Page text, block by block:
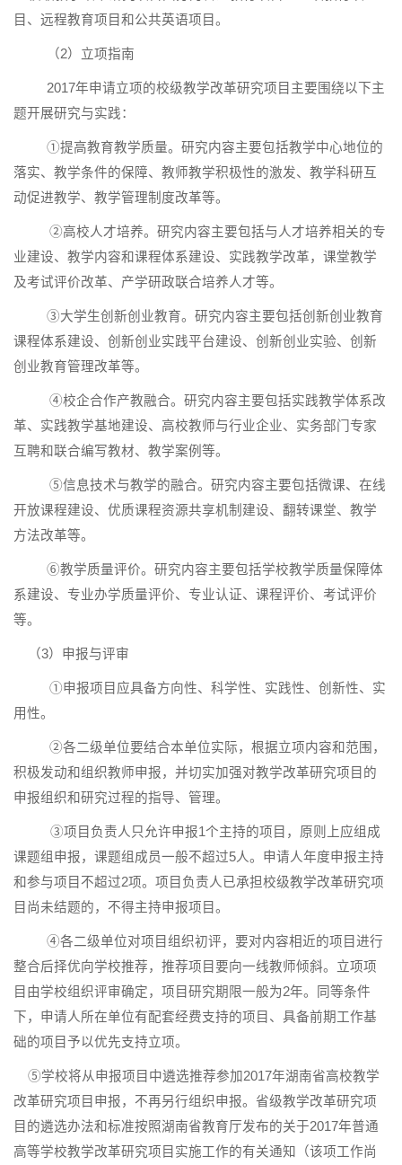
目、远程教育项目和公共英语项目。
（2）立项指南
2017年申请立项的校级教学改革研究项目主要围绕以下主
题开展研究与实践：
①提高教育教学质量。研究内容主要包括教学中心地位的
落实、教学条件的保障、教师教学积极性的激发、教学科研互
动促进教学、教学管理制度改革等。
②高校人才培养。研究内容主要包括与人才培养相关的专
业建设、教学内容和课程体系建设、实践教学改革，课堂教学
及考试评价改革、产学研政联合培养人才等。
③大学生创新创业教育。研究内容主要包括创新创业教育
课程体系建设、创新创业实践平台建设、创新创业实验、创新
创业教育管理改革等。
④校企合作产教融合。研究内容主要包括实践教学体系改
革、实践教学基地建设、高校教师与行业企业、实务部门专家
互聘和联合编写教材、教学案例等。
⑤信息技术与教学的融合。研究内容主要包括微课、在线
开放课程建设、优质课程资源共享机制建设、翻转课堂、教学
方法改革等。
⑥教学质量评价。研究内容主要包括学校教学质量保障体
系建设、专业办学质量评价、专业认证、课程评价、考试评价
等。
（3）申报与评审
①申报项目应具备方向性、科学性、实践性、创新性、实
用性。
②各二级单位要结合本单位实际，根据立项内容和范围，
积极发动和组织教师申报，并切实加强对教学改革研究项目的
申报组织和研究过程的指导、管理。
③项目负责人只允许申报1个主持的项目，原则上应组成
课题组申报，课题组成员一般不超过5人。申请人年度申报主持
和参与项目不超过2项。项目负责人已承担校级教学改革研究项
目尚未结题的，不得主持申报项目。
④各二级单位对项目组织初评，要对内容相近的项目进行
整合后择优向学校推荐，推荐项目要向一线教师倾斜。立项项
目由学校组织评审确定，项目研究期限一般为2年。同等条件
下，申请人所在单位有配套经费支持的项目、具备前期工作基
础的项目予以优先支持立项。
⑤学校将从申报项目中遴选推荐参加2017年湖南省高校教学
改革研究项目申报，不再另行组织申报。省级教学改革研究项
目的遴选办法和标准按照湖南省教育厅发布的关于2017年普通
高等学校教学改革研究项目实施工作的有关通知（该项工作尚